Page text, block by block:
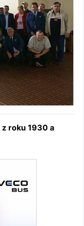
z roku 1930 a